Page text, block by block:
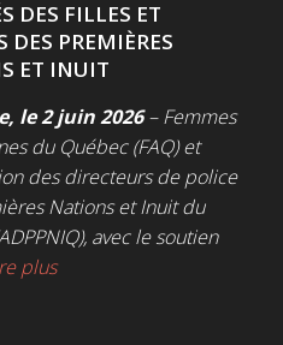
DES FILLES ET
DES PREMIÈRES
ET INUIT
le 2 juin 2026– Femmes
du Québec (FAQ) et
des directeurs de police
Nations et Inuit du
avec le soutien
plus